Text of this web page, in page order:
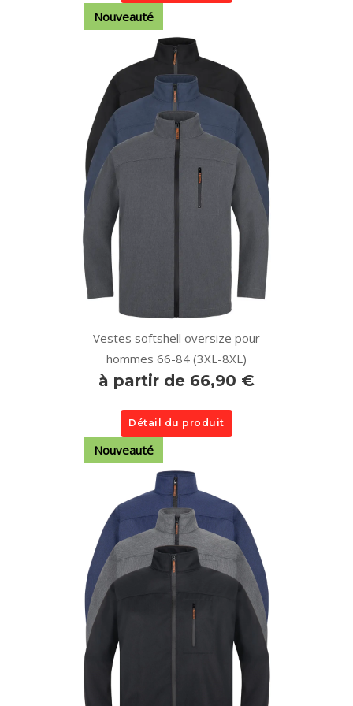
Nouveauté
Vestes softshell oversize pour
hommes 66-84 (3XL-8XL)
à partir de 66,90 €
Détail du produit
Nouveauté